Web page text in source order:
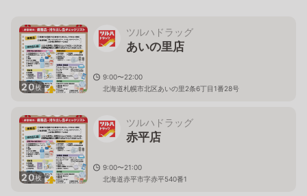
20枚
ツルハドラッグ
あいの里店
9:00〜22:00
北海道札幌市北区あいの里2条6丁目1番28号
20枚
ツルハドラッグ
赤平店
9:00〜21:00
北海道赤平市字赤平540番1